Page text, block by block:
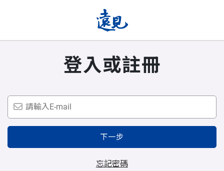
登入或註冊
下一步
忘記密碼